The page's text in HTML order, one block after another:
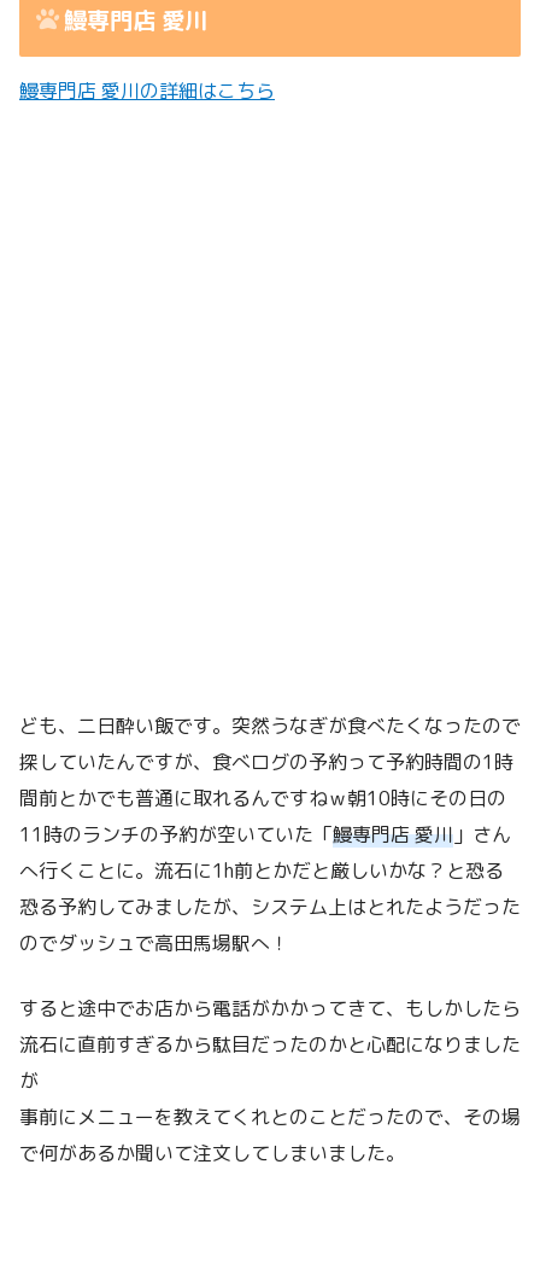
鰻専門店 愛川
鰻専門店 愛川の詳細はこちら
ども、二日酔い飯です。突然うなぎが食べたくなったので
探していたんですが、食べログの予約って予約時間の1時
間前とかでも普通に取れるんですねｗ朝10時にその日の
11時のランチの予約が空いていた「鰻専門店 愛川 」さん
へ行くことに。流石に1h前とかだと厳しいかな？と恐る
恐る予約してみましたが、システム上はとれたようだった
のでダッシュで高田馬場駅へ！
すると途中でお店から電話がかかってきて、もしかしたら
流石に直前すぎるから駄目だったのかと心配になりました
が
事前にメニューを教えてくれとのことだったので、その場
で何があるか聞いて注文してしまいました。